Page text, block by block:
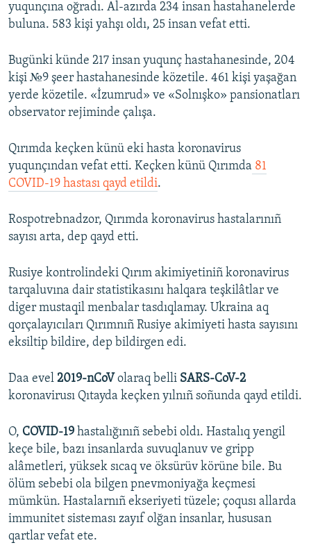
yuqunçına oğradı. Al-azırda 234 insan hastahanelerde
buluna. 583 kişi yahşı oldı, 25 insan vefat etti.
Bugünki künde 217 insan yuqunç hastahanesinde, 204
kişi №9 şeer hastahanesinde közetile. 461 kişi yaşağan
yerde közetile. «İzumrud» ve «Solnışko» pansionatları
observator rejiminde çalışa.
Qırımda keçken künü eki hasta koronavirus
yuqunçından vefat etti. Keçken künü Qırımda 81
COVID-19 hastası qayd etildi.
Rospotrebnadzor, Qırımda koronavirus hastalarınıñ
sayısı arta, dep qayd etti.
Rusiye kontrolindeki Qırım akimiyetiniñ koronavirus
tarqaluvına dair statistikasını halqara teşkilâtlar ve
diger mustaqil menbalar tasdıqlamay. Ukraina aq
qorçalayıcıları Qırımnıñ Rusiye akimiyeti hasta sayısını
eksiltip bildire, dep bildirgen edi.
Daa evel 2019-nCoV olaraq belli SARS-CoV-2
koronavirusı Qıtayda keçken yılnıñ soñunda qayd etildi.
O, COVID-19 hastalığınıñ sebebi oldı. Hastalıq yengil
keçe bile, bazı insanlarda suvuqlanuv ve gripp
alâmetleri, yüksek sıcaq ve öksürüv körüne bile. Bu
ölüm sebebi ola bilgen pnevmoniyağa keçmesi
mümkün. Hastalarnıñ ekseriyeti tüzele; çoqusı allarda
immunitet sisteması zayıf olğan insanlar, hususan
qartlar vefat ete.